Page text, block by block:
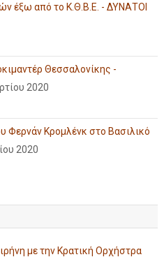
έξω από το Κ.Θ.Β.Ε. - ΔΥΝΑΤΟΙ
Θεσσαλονίκης -
2020
Φερνάν Κρομλένκ στο Βασιλικό
2020
με την Κρατική Ορχήστρα